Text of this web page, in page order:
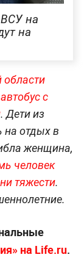
на
на
области
с
. Дети из
на отдых в
женщина,
человек
тяжести.
на Life.ru.